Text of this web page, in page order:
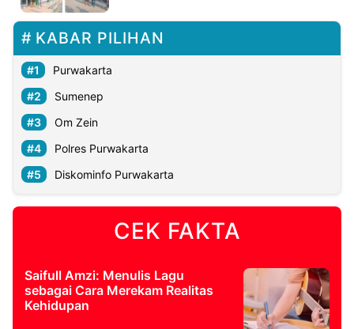
KABAR PILIHAN
Purwakarta
Sumenep
Om Zein
Polres Purwakarta
Diskominfo Purwakarta
CEK FAKTA
Saifull Amzi: Menulis Lagu
sebagai Cara Merekam Realitas
Kehidupan